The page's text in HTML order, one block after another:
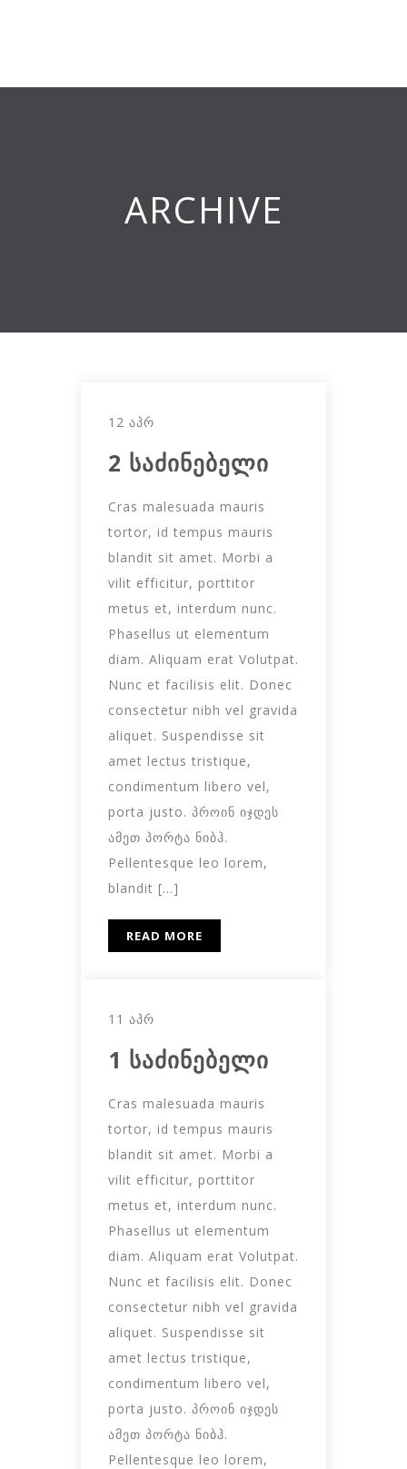
ARCHIVE
12 ᲐᲞᲠ
2 საძინებელი
Cras malesuada mauris
tortor, id tempus mauris
blandit sit amet. Morbi a
vilit efficitur, porttitor
metus et, interdum nunc.
Phasellus ut elementum
diam. Aliquam erat Volutpat.
Nunc et facilisis elit. Donec
consectetur nibh vel gravida
aliquet. Suspendisse sit
amet lectus tristique,
condimentum libero vel,
porta justo. პროინ იჯდეს
ამეთ პორტა ნიბჰ.
Pellentesque leo lorem,
blandit […]
READ MORE
11 ᲐᲞᲠ
1 საძინებელი
Cras malesuada mauris
tortor, id tempus mauris
blandit sit amet. Morbi a
vilit efficitur, porttitor
metus et, interdum nunc.
Phasellus ut elementum
diam. Aliquam erat Volutpat.
Nunc et facilisis elit. Donec
consectetur nibh vel gravida
aliquet. Suspendisse sit
amet lectus tristique,
condimentum libero vel,
porta justo. პროინ იჯდეს
ამეთ პორტა ნიბჰ.
Pellentesque leo lorem,